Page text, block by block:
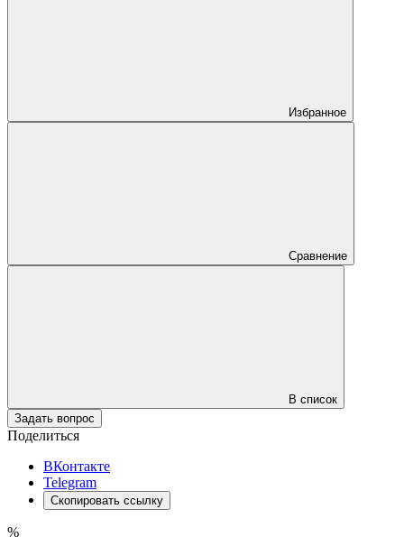
Избранное
Сравнение
В список
Задать вопрос
Поделиться
ВКонтакте
Telegram
Скопировать ссылку
%